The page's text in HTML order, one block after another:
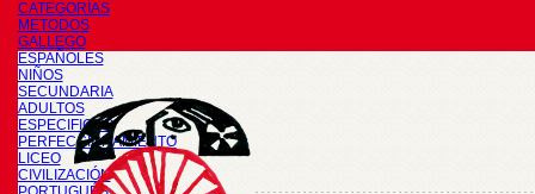
CATEGORÍAS
METODOS
GALLEGO
ESPAÑOLES
NIÑOS
SECUNDARIA
ADULTOS
ESPECIFICOS
PERFECCIONAMIENTO
LICEO
CIVILIZACIÓN